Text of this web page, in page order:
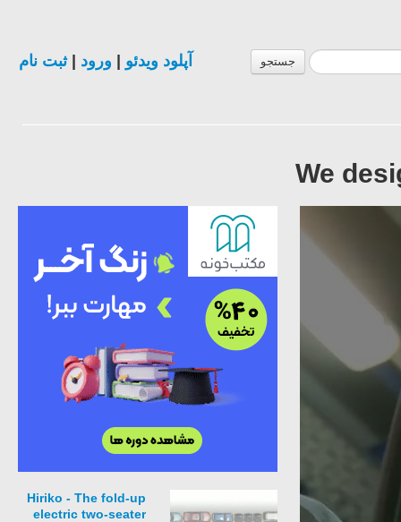
جستجو آپلود ویدئو ورود |ثبت نام
We
Hiriko - The fold-up
electric two-seater